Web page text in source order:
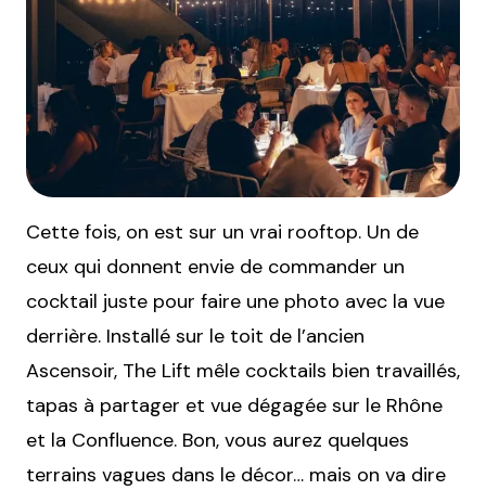
Cette fois, on est sur un vrai rooftop. Un de
ceux qui donnent envie de commander un
cocktail juste pour faire une photo avec la vue
derrière. Installé sur le toit de l’ancien
Ascensoir, The Lift mêle cocktails bien travaillés,
tapas à partager et vue dégagée sur le Rhône
et la Confluence. Bon, vous aurez quelques
terrains vagues dans le décor… mais on va dire